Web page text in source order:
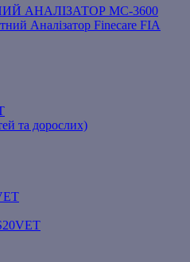
АНАЛІЗАТОР MC-3600
Аналізатор Finecare FIA
та дорослих)